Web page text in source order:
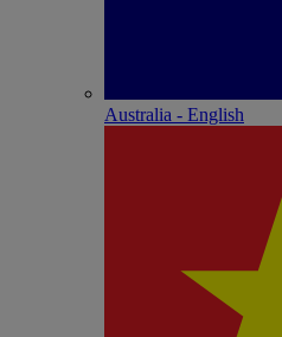
Australia - English